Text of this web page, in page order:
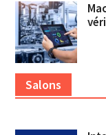
Salons